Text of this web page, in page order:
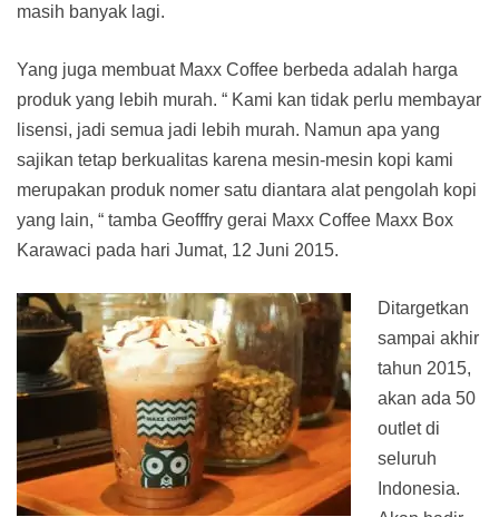
masih banyak lagi.
Yang juga membuat Maxx Coffee berbeda adalah harga
produk yang lebih murah. “ Kami kan tidak perlu membayar
lisensi, jadi semua jadi lebih murah. Namun apa yang
sajikan tetap berkualitas karena mesin-mesin kopi kami
merupakan produk nomer satu diantara alat pengolah kopi
yang lain, “ tamba Geofffry gerai Maxx Coffee Maxx Box
Karawaci pada hari Jumat, 12 Juni 2015.
Ditargetkan
sampai akhir
tahun 2015,
akan ada 50
outlet di
seluruh
Indonesia.